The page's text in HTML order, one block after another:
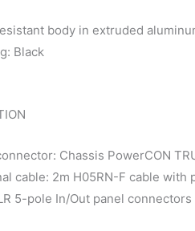
body in extruded
Black
Chassis PowerCON
cable: 2m H05RN-F cable with
5-pole In/Out panel connectors